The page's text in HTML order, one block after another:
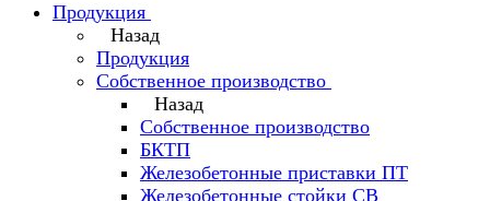
Продукция
Назад
Продукция
Собственное производство
Назад
Собственное производство
БКТП
Железобетонные приставки ПТ
Железобетонные стойки СВ